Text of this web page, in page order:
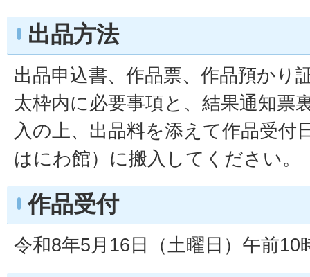
出品方法
出品申込書、作品票、作品預かり
太枠内に必要事項と、結果通知票
入の上、出品料を添えて作品受付
はにわ館）に搬入してください。
作品受付
令和8年5月16日（土曜日）午前10